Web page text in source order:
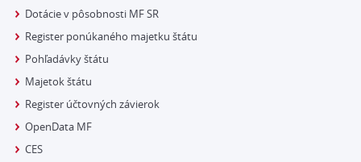
Dotácie v pôsobnosti MF SR
Register ponúkaného majetku štátu
Pohľadávky štátu
Majetok štátu
Register účtovných závierok
OpenData MF
CES